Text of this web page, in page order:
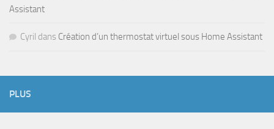
Assistant
Cyril dans Création d’un thermostat virtuel sous Home Assistant
PLUS